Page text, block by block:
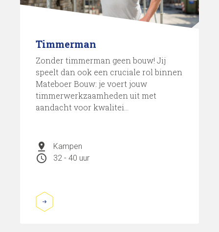
Timmerman
Zonder timmerman geen bouw! Jij
speelt dan ook een cruciale rol binnen
Mateboer Bouw: je voert jouw
timmerwerkzaamheden uit met
aandacht voor kwalitei...
pin_drop Kampen
schedule 32 - 40 uur